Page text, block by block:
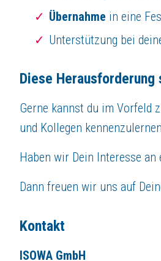
Übernahme in eine
Unterstützung bei
Diese
Gerne kannst du im Vorfeld
und Kollegen
Haben wir Dein Interesse
Dann freuen wir uns auf
Kontakt
ISOWA GmbH